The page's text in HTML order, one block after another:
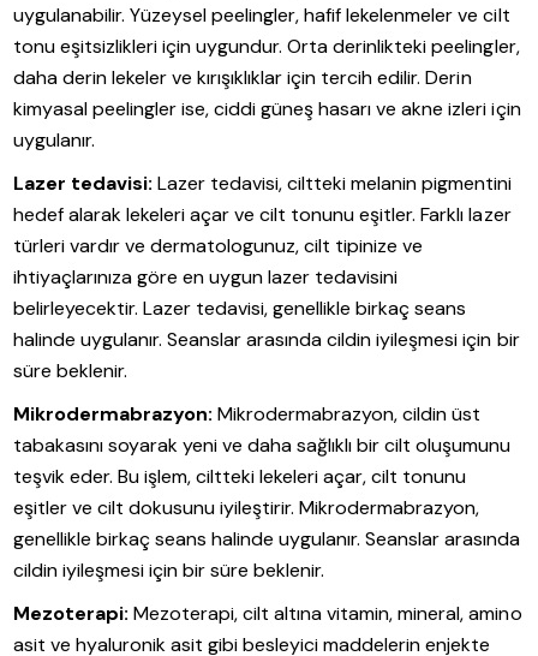
uygulanabilir. Yüzeysel peelingler, hafif lekelenmeler ve cilt
tonu eşitsizlikleri için uygundur. Orta derinlikteki peelingler,
daha derin lekeler ve kırışıklıklar için tercih edilir. Derin
kimyasal peelingler ise, ciddi güneş hasarı ve akne izleri için
uygulanır.
Lazer tedavisi: Lazer tedavisi, ciltteki melanin pigmentini
hedef alarak lekeleri açar ve cilt tonunu eşitler. Farklı lazer
türleri vardır ve dermatologunuz, cilt tipinize ve
ihtiyaçlarınıza göre en uygun lazer tedavisini
belirleyecektir. Lazer tedavisi, genellikle birkaç seans
halinde uygulanır. Seanslar arasında cildin iyileşmesi için bir
süre beklenir.
Mikrodermabrazyon: Mikrodermabrazyon, cildin üst
tabakasını soyarak yeni ve daha sağlıklı bir cilt oluşumunu
teşvik eder. Bu işlem, ciltteki lekeleri açar, cilt tonunu
eşitler ve cilt dokusunu iyileştirir. Mikrodermabrazyon,
genellikle birkaç seans halinde uygulanır. Seanslar arasında
cildin iyileşmesi için bir süre beklenir.
Mezoterapi: Mezoterapi, cilt altına vitamin, mineral, amino
asit ve hyaluronik asit gibi besleyici maddelerin enjekte